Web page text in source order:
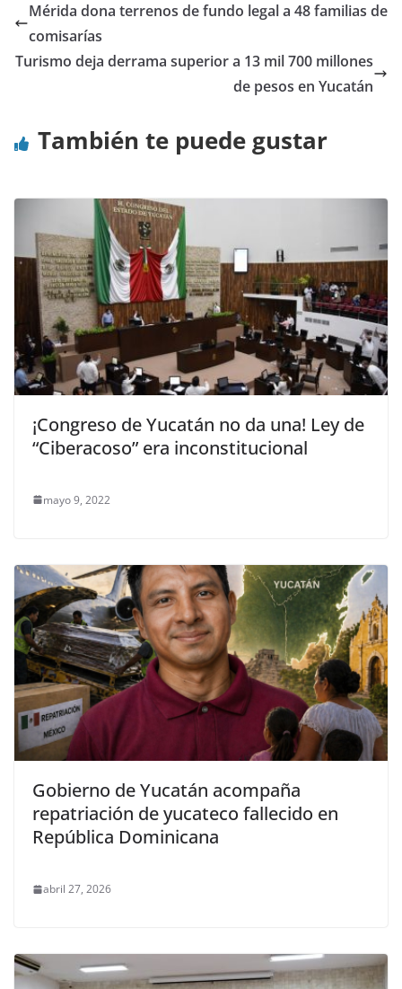
Mérida dona terrenos de fundo legal a 48 familias de
comisarías
Turismo deja derrama superior a 13 mil 700 millones
de pesos en Yucatán
También te puede gustar
¡Congreso de Yucatán no da una! Ley de
“Ciberacoso” era inconstitucional
mayo 9, 2022
Gobierno de Yucatán acompaña
repatriación de yucateco fallecido en
República Dominicana
abril 27, 2026